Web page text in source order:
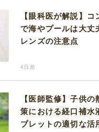
【眼科医が解説】コ
で海やプールは大丈
レンズの注意点
4日前
【医師監修】子供の
策における経口補水
ブレットの適切な活